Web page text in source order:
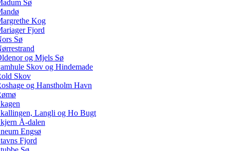
Sø
Kog
Fjord
Sø
og Mjels Sø
Skov og Hindemade
Skov
og Hanstholm Havn
Langli og Ho Bugt
Å-dalen
Engsø
Fjord